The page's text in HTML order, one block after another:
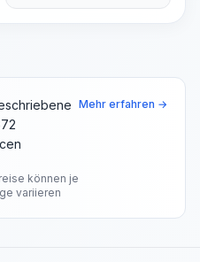
können je
variieren
Mehr erfahren →